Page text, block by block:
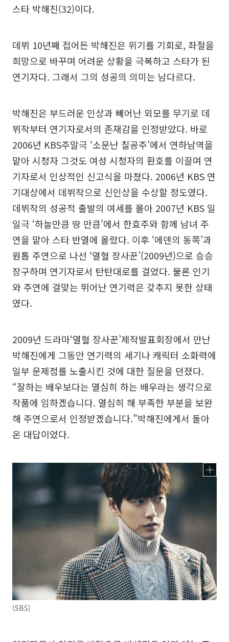
스타 박해진(32)이다.
데뷔 10년째 접어든 박해진은 위기를 기회로, 좌절을
희망으로 바꾸며 어려운 상황을 극복하고 스타가 된
연기자다. 그래서 그의 성공의 의미는 남다르다.
박해진은 부드러운 인상과 빼어난 외모를 무기로 데
뷔작부터 연기자로서의 존재감을 인정받았다. 바로
2006년 KBS주말극 ‘소문난 칠공주’에서 연하남역을
맡아 시청자 그것도 여성 시청자의 환호를 이끌며 연
기자로서 인상적인 신고식을 마쳤다. 2006년 KBS 연
기대상에서 데뷔작으로 신인상을 수상할 정도였다.
데뷔작의 성공적 출발의 여세를 몰아 2007년 KBS 일
일극 ‘하늘만큼 땅 만큼’에서 한효주와 함께 남녀 주
연을 맡아 스타 반열에 올랐다. 이후 ‘에덴의 동쪽’과
원톱 주연으로 나선 ‘열혈 장사꾼’(2009년)으로 승승
장구하며 연기자로서 탄탄대로를 걸었다. 물론 인기
와 주연에 걸맞는 뛰어난 연기력은 갖추지 못한 상태
였다.
2009년 드라마‘열혈 장사꾼’제작발표회장에서 만난
박해진에게 그동안 연기력의 세기나 캐릭터 소화력에
일부 문제점를 노출시킨 것에 대한 질문을 던졌다.
“잘하는 배우보다는 열심히 하는 배우라는 생각으로
작품에 임하겠습니다. 열심히 해 부족한 부분을 보완
해 주연으로서 인정받겠습니다.”박해진에게서 돌아
온 대답이었다.
(SBS)